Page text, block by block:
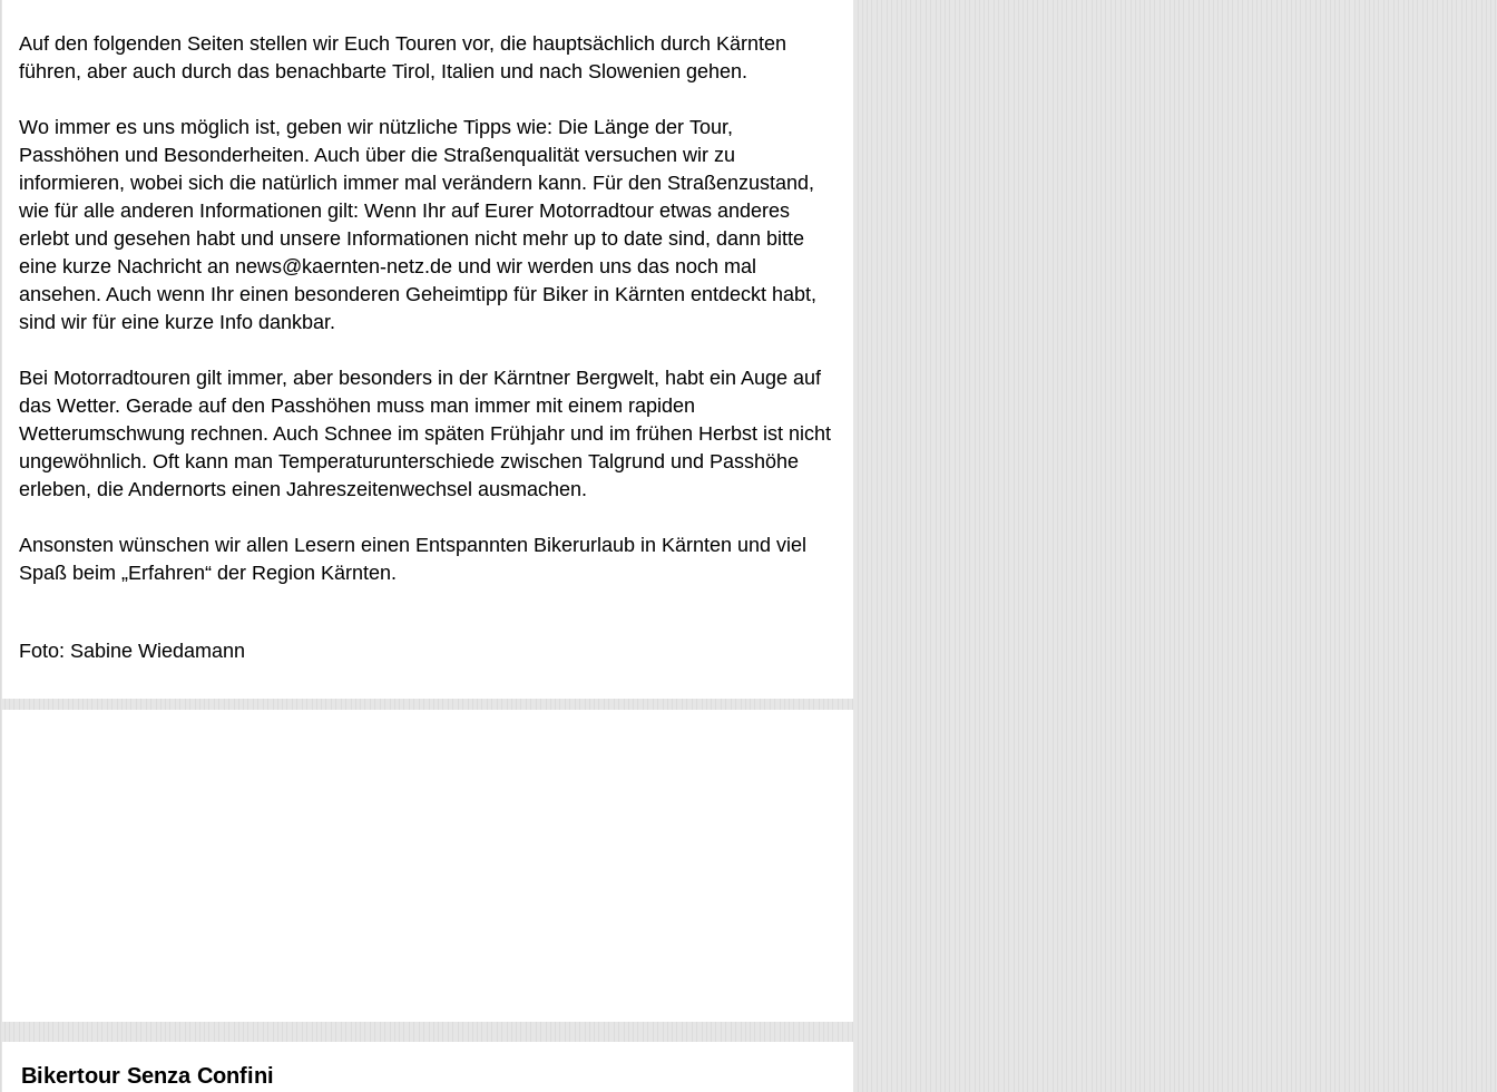
Auf den folgenden Seiten stellen wir Euch Touren vor, die hauptsächlich durch Kärnten
führen, aber auch durch das benachbarte Tirol, Italien und nach Slowenien gehen.
Wo immer es uns möglich ist, geben wir nützliche Tipps wie: Die Länge der Tour,
Passhöhen und Besonderheiten. Auch über die Straßenqualität versuchen wir zu
informieren, wobei sich die natürlich immer mal verändern kann. Für den Straßenzustand,
wie für alle anderen Informationen gilt: Wenn Ihr auf Eurer Motorradtour etwas anderes
erlebt und gesehen habt und unsere Informationen nicht mehr up to date sind, dann bitte
eine kurze Nachricht an news@kaernten-netz.de und wir werden uns das noch mal
ansehen. Auch wenn Ihr einen besonderen Geheimtipp für Biker in Kärnten entdeckt habt,
sind wir für eine kurze Info dankbar.
Bei Motorradtouren gilt immer, aber besonders in der Kärntner Bergwelt, habt ein Auge auf
das Wetter. Gerade auf den Passhöhen muss man immer mit einem rapiden
Wetterumschwung rechnen. Auch Schnee im späten Frühjahr und im frühen Herbst ist nicht
ungewöhnlich. Oft kann man Temperaturunterschiede zwischen Talgrund und Passhöhe
erleben, die Andernorts einen Jahreszeitenwechsel ausmachen.
Ansonsten wünschen wir allen Lesern einen Entspannten Bikerurlaub in Kärnten und viel
Spaß beim „Erfahren“ der Region Kärnten.
Foto: Sabine Wiedamann
Bikertour Senza Confini